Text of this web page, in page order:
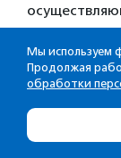
2.5.
1.
Мы используем
Продолжая
обработки